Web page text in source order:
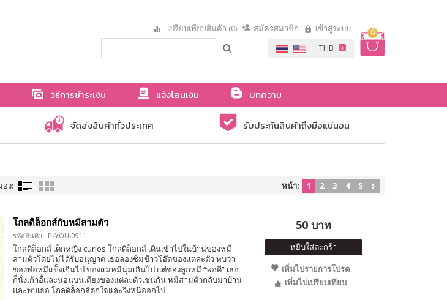
0
เปรียบเทียบสินค้า (0) สมัครสมาชิก เข้าสู่ระบบ
วิธีการชำระเงิน แจ้งโอนเงิน
บทความ
จัดส่งสินค้าทั่วประเทศ รับประกันสินค้าถึงมือแน่นอน
ง: หน้า: 1 2 3 4 5
โกลดิล็อกส์กับหมีสามตัว
รหัสสินค้า : P-YOU-0911
โกลดิล็อกส์ เด็กหญิง curios โกลดิล็อกส์ เดินเข้าไปในบ้านของหมี
สามตัวโดยไม่ได้รับอนุญาต เธอลองชิมข้าวโอ๊ตของแต่ละตัว พบว่า
ของพ่อหมีแข็งเกินไป ของแม่หมีนุ่มเกินไป แต่ของลูกหมี “พอดี” เธอ
ก็นั่งเก้าอี้และนอนบนเตียงของแต่ละตัวเช่นกัน หมีสามตัวกลับมาบ้าน
และพบเธอ โกลดิล็อกส์ตกใจและวิ่งหนีออกไป
50 บาท
หยิบใส่ตะกร้า
เพิ่มไปรายการโปรด
เพิ่มไปเปรียบเทียบ